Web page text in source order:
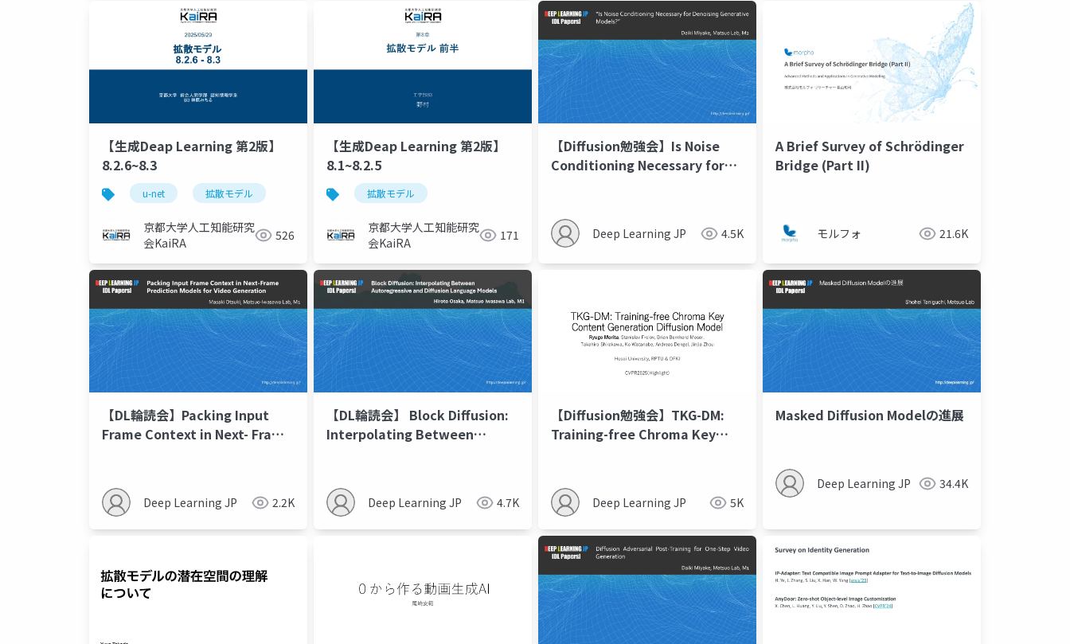
【生成Deap Learning 第2版】
8.2.6~8.3
u-net 拡散モデル
京都大学人工知能研究
会KaiRA
526
【生成Deap Learning 第2版】
8.1~8.2.5
拡散モデル
京都大学人工知能研究
会KaiRA
171
【Diffusion勉強会】Is Noise
Conditioning Necessary for
Deep Learning JP 4.5K
A Brief Survey of Schrödinger
Bridge (Part II)
モルフォ 21.6K
【DL輪読会】Packing Input
Frame Context in Next- Frame
Deep Learning JP 2.2K
【DL輪読会】 Block Diffusion:
Interpolating Between
Deep Learning JP 4.7K
【Diffusion勉強会】TKG-DM:
Training-free Chroma Key
Deep Learning JP 5K
Masked Diffusion Modelの進展
Deep Learning JP 34.4K